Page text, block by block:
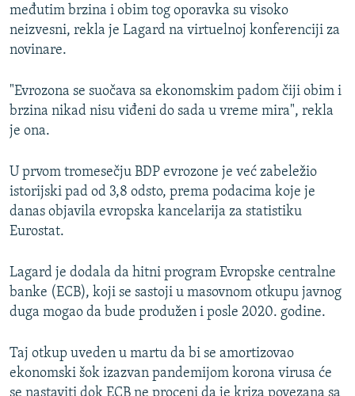
SVE KARTE DEJTONA
NASTANAK I RASPAD JUGOSLAVIJE
međutim brzina i obim tog oporavka su visoko
neizvesni, rekla je Lagard na virtuelnoj konferenciji za
novinare.
"Evrozona se suočava sa ekonomskim padom čiji obim i
brzina nikad nisu viđeni do sada u vreme mira", rekla
je ona.
U prvom tromesečju BDP evrozone je već zabeležio
istorijski pad od 3,8 odsto, prema podacima koje je
danas objavila evropska kancelarija za statistiku
Eurostat.
Lagard je dodala da hitni program Evropske centralne
banke (ECB), koji se sastoji u masovnom otkupu javnog
duga mogao da bude produžen i posle 2020. godine.
Taj otkup uveden u martu da bi se amortizovao
ekonomski šok izazvan pandemijom korona virusa će